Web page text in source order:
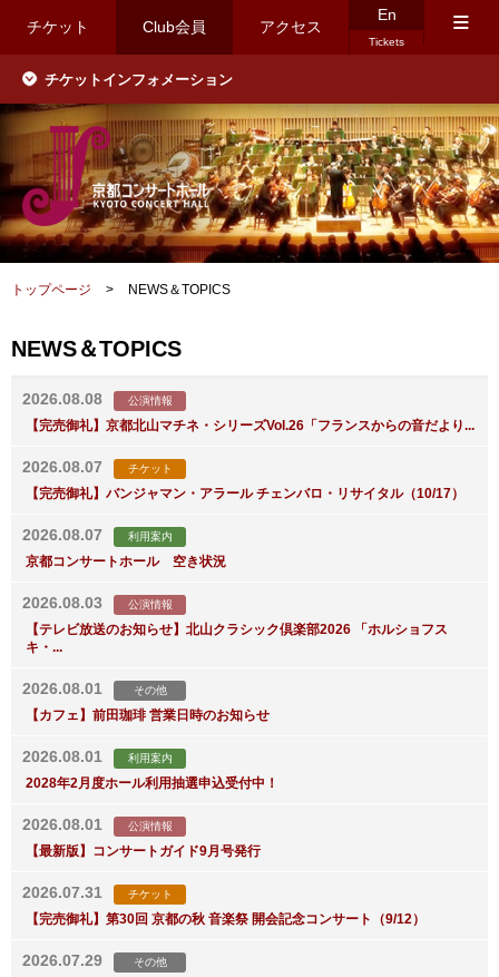
チケット Club会員 アクセス
En
Tickets
≡
チケットインフォメーション
トップページ > NEWS＆TOPICS
NEWS＆TOPICS
2026.08.08 公演情報
【完売御礼】京都北山マチネ・シリーズVol.26「フランスからの音だより...
2026.08.07 チケット
【完売御礼】バンジャマン・アラール チェンバロ・リサイタル（10/17）
2026.08.07 利用案内
京都コンサートホール 空き状況
2026.08.03 公演情報
【テレビ放送のお知らせ】北山クラシック倶楽部2026 「ホルショフス
キ・...
2026.08.01 その他
【カフェ】前田珈琲 営業日時のお知らせ
2026.08.01 利用案内
2028年2月度ホール利用抽選申込受付中！
2026.08.01 公演情報
【最新版】コンサートガイド9月号発行
2026.07.31 チケット
【完売御礼】第30回 京都の秋 音楽祭 開会記念コンサート（9/12）
2026.07.29 その他